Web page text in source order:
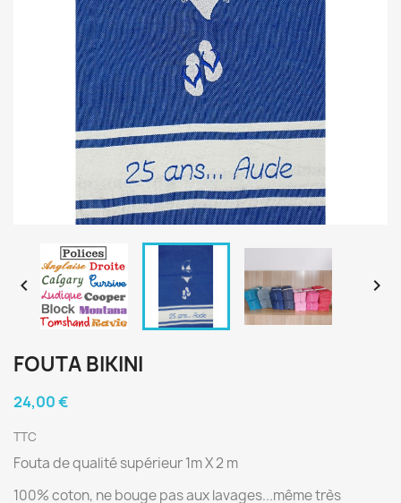
 
FOUTA BIKINI
24,00 €
TTC
Fouta de qualité supérieur 1m X 2 m
100% coton, ne bouge pas aux lavages...même très